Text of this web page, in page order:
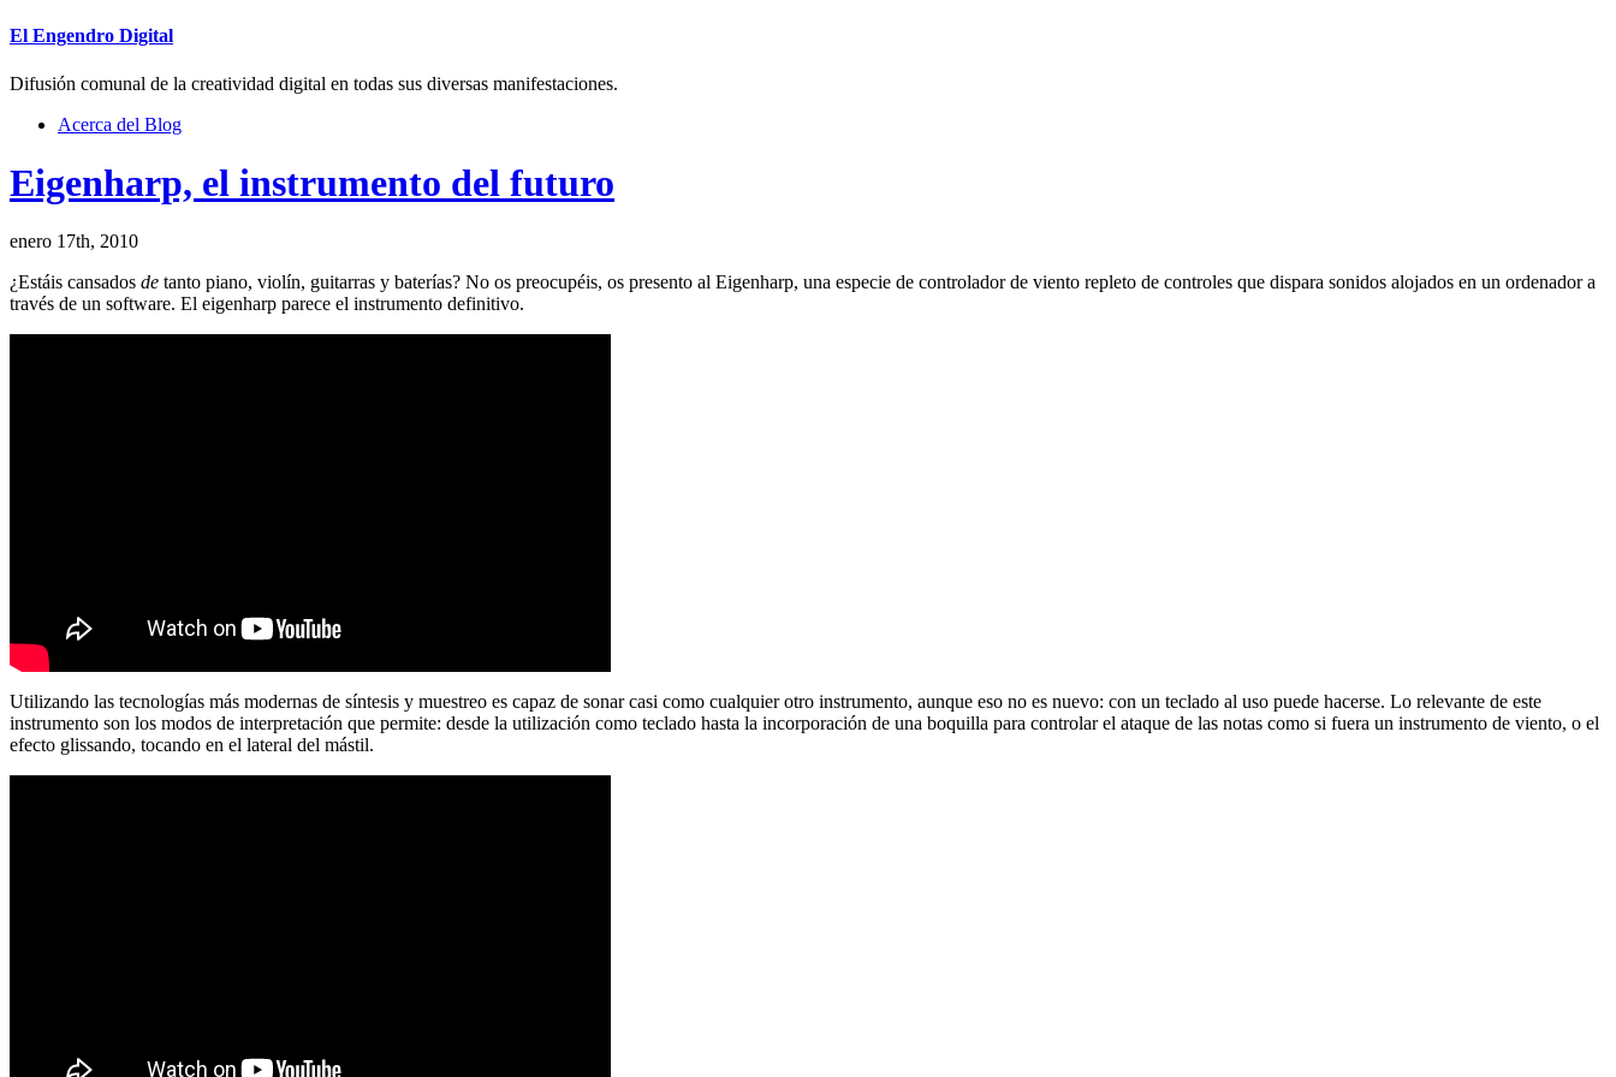
El Engendro Digital
Difusión comunal de la creatividad digital en todas sus diversas manifestaciones.
Acerca del Blog
Eigenharp, el instrumento del futuro
enero 17th, 2010
¿Estáis cansados de tanto piano, violín, guitarras y baterías? No os preocupéis, os presento al Eigenharp, una especie de controlador de viento repleto de controles que dispara sonidos alojados en un ordenador a
través de un software. El eigenharp parece el instrumento definitivo.
Utilizando las tecnologías más modernas de síntesis y muestreo es capaz de sonar casi como cualquier otro instrumento, aunque eso no es nuevo: con un teclado al uso puede hacerse. Lo relevante de este
instrumento son los modos de interpretación que permite: desde la utilización como teclado hasta la incorporación de una boquilla para controlar el ataque de las notas como si fuera un instrumento de viento, o el
efecto glissando, tocando en el lateral del mástil.